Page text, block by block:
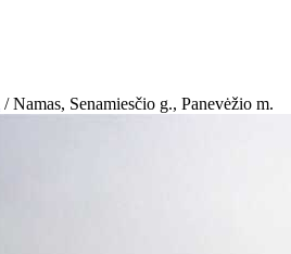
/Namas, Senamiesčio g., Panevėžio m.